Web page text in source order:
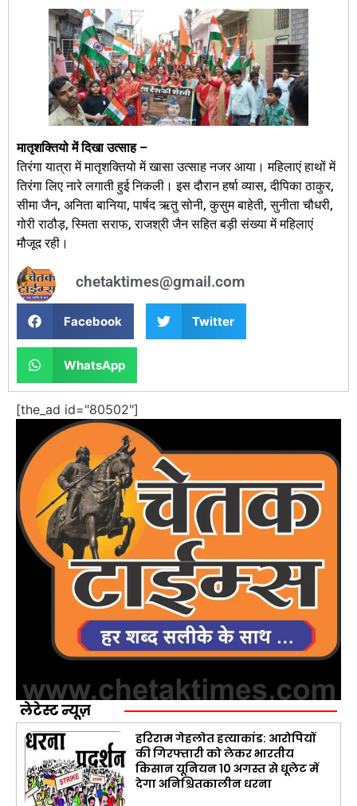
मातृशक्तियो में दिखा उत्साह –
तिरंगा यात्रा में मातृशक्तियो में खासा उत्साह नजर आया। महिलाएं हाथों में
तिरंगा लिए नारे लगाती हुई निकली। इस दौरान हर्षा व्यास, दीपिका ठाकुर,
सीमा जैन, अनिता बानिया, पार्षद ऋतु सोनी, कुसुम बाहेती, सुनीता चौधरी,
गोरी राठौड़, स्मिता सराफ, राजश्री जैन सहित बड़ी संख्या में महिलाएं
मौजूद रही।
chetaktimes@gmail.com
Facebook Twitter
WhatsApp
[the_ad id="80502"]
लेटेस्ट न्यूज़
हरिराम गेहलोत हत्याकांड: आरोपियों
की गिरफ्तारी को लेकर भारतीय
किसान यूनियन 10 अगस्त से धूलेट में
देगा अनिश्चितकालीन धरना